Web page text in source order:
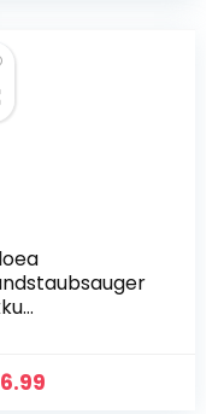
Tragbar